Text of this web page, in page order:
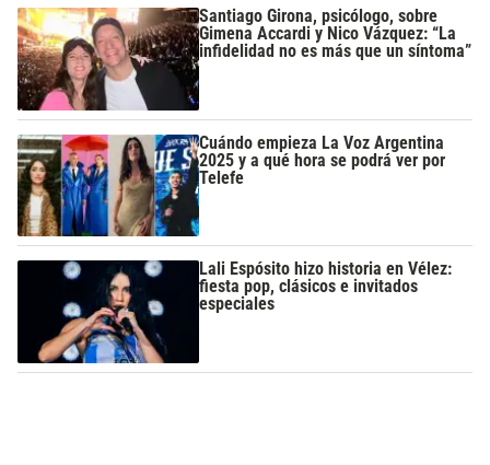
Santiago Girona, psicólogo, sobre
Gimena Accardi y Nico Vázquez: “La
infidelidad no es más que un síntoma”
Cuándo empieza La Voz Argentina
2025 y a qué hora se podrá ver por
Telefe
Lali Espósito hizo historia en Vélez:
fiesta pop, clásicos e invitados
especiales